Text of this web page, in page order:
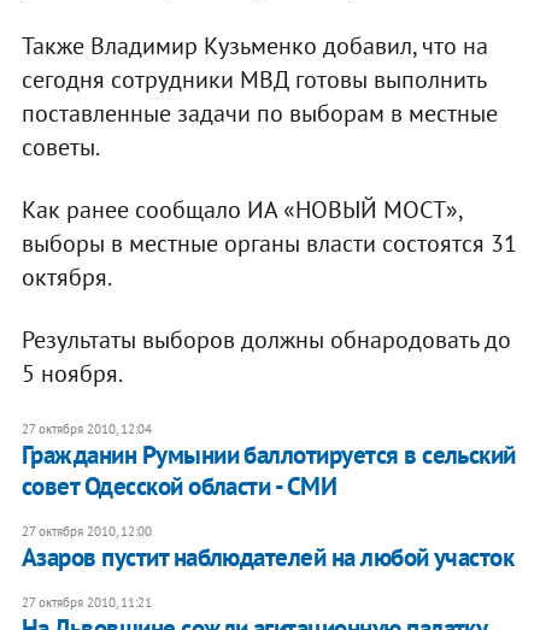
Также Владимир Кузьменко добавил, что на
сегодня сотрудники МВД готовы выполнить
поставленные задачи по выборам в местные
советы.
Как ранее сообщало ИА «НОВЫЙ МОСТ»,
выборы в местные органы власти состоятся 31
октября.
Результаты выборов должны обнародовать до
5 ноября.
27 октября 2010, 12:04
Гражданин Румынии баллотируется в сельский
совет Одесской области - СМИ
27 октября 2010, 12:00
Азаров пустит наблюдателей на любой участок
27 октября 2010, 11:21